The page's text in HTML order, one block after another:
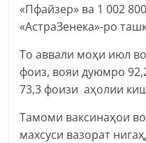
«Пфайзер» ва 1 002
«АстраЗенека»-ро
То аввали моҳи июл
фоиз, вояи дуюмро
73,3 фоизи аҳолии
Тамоми ваксинаҳои
махсуси вазорат